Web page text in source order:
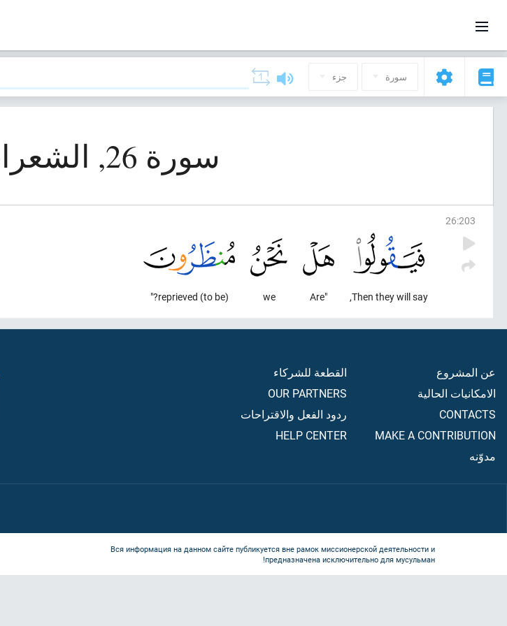
سورة جزء
سورة 26, الشعراء (الشعراء)
26:203
Then they will say,
"Are
we
(to be) reprieved?"
عن المشروع
الامكانيات الحالية
CONTACTS
MAKE A CONTRIBUTION
مدوّنه
القطعة للشركاء
OUR PARTNERS
ردود الفعل والاقتراحات
HELP CENTER
Вся информация на данном сайте публикуется вне рамок миссионерской деятельности и
предназначена исключительно для мусульман!